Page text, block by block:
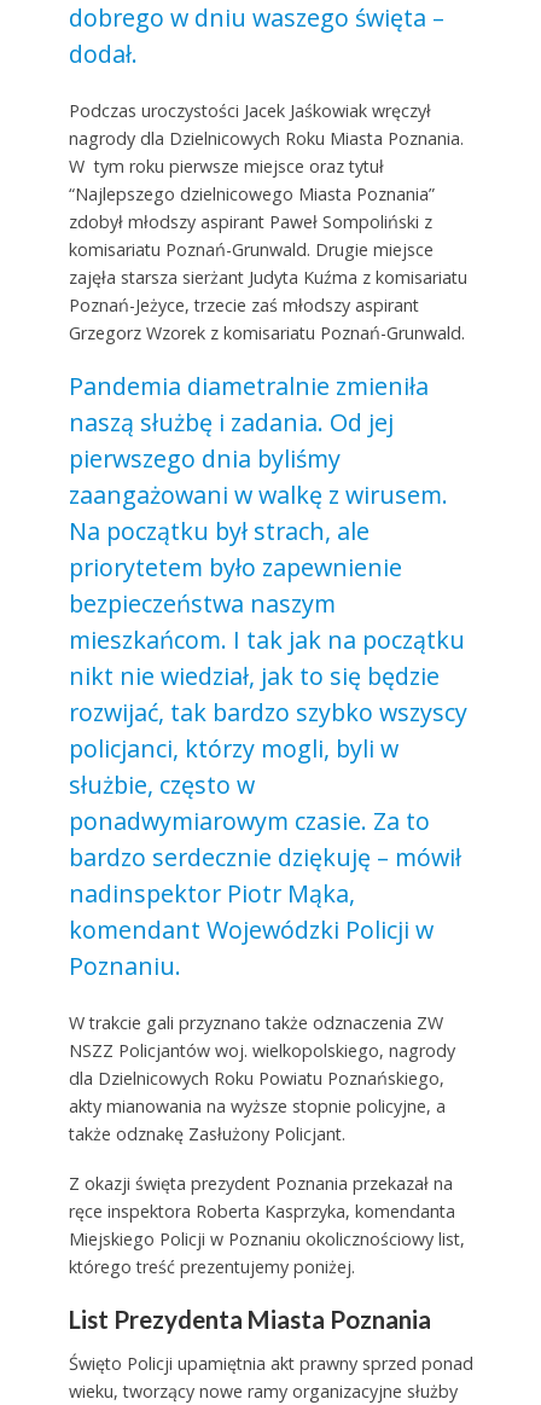
dobrego w dniu waszego święta –
dodał.
Podczas uroczystości Jacek Jaśkowiak wręczył
nagrody dla Dzielnicowych Roku Miasta Poznania.
W tym roku pierwsze miejsce oraz tytuł
“Najlepszego dzielnicowego Miasta Poznania”
zdobył młodszy aspirant Paweł Sompoliński z
komisariatu Poznań-Grunwald. Drugie miejsce
zajęła starsza sierżant Judyta Kuźma z komisariatu
Poznań-Jeżyce, trzecie zaś młodszy aspirant
Grzegorz Wzorek z komisariatu Poznań-Grunwald.
Pandemia diametralnie zmieniła
naszą służbę i zadania. Od jej
pierwszego dnia byliśmy
zaangażowani w walkę z wirusem.
Na początku był strach, ale
priorytetem było zapewnienie
bezpieczeństwa naszym
mieszkańcom. I tak jak na początku
nikt nie wiedział, jak to się będzie
rozwijać, tak bardzo szybko wszyscy
policjanci, którzy mogli, byli w
służbie, często w
ponadwymiarowym czasie. Za to
bardzo serdecznie dziękuję – mówił
nadinspektor Piotr Mąka,
komendant Wojewódzki Policji w
Poznaniu.
W trakcie gali przyznano także odznaczenia ZW
NSZZ Policjantów woj. wielkopolskiego, nagrody
dla Dzielnicowych Roku Powiatu Poznańskiego,
akty mianowania na wyższe stopnie policyjne, a
także odznakę Zasłużony Policjant.
Z okazji święta prezydent Poznania przekazał na
ręce inspektora Roberta Kasprzyka, komendanta
Miejskiego Policji w Poznaniu okolicznościowy list,
którego treść prezentujemy poniżej.
List Prezydenta Miasta Poznania
Święto Policji upamiętnia akt prawny sprzed ponad
wieku, tworzący nowe ramy organizacyjne służby